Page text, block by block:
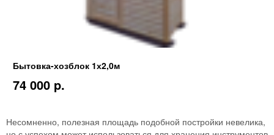
Бытовка-хозблок 1х2,0м
74 000 p.
Несомненно, полезная площадь подобной постройки невелика,